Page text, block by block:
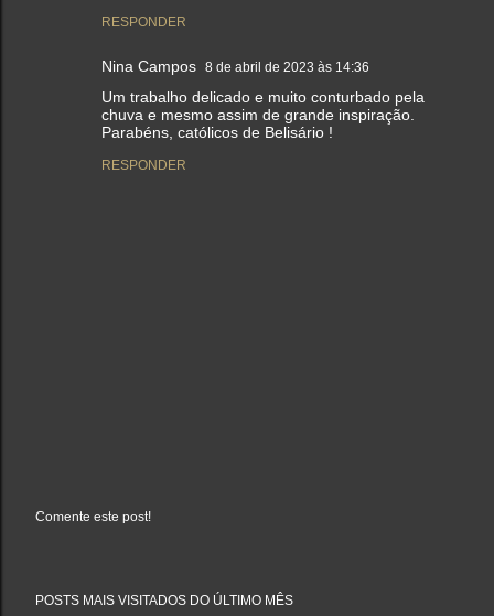
RESPONDER
Nina Campos 8 de abril de 2023 às 14:36
Um trabalho delicado e muito conturbado pela
chuva e mesmo assim de grande inspiração.
Parabéns, católicos de Belisário !
RESPONDER
a
Comente este post!
POSTS MAIS VISITADOS DO ÚLTIMO MÊS